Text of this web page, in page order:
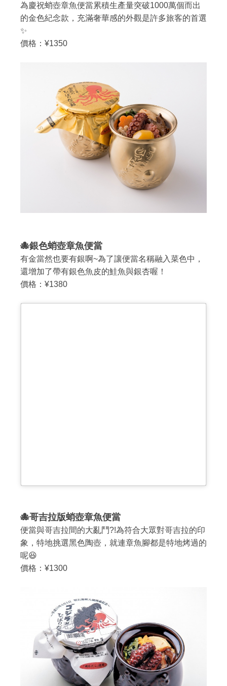
為慶祝蛸壺章魚便當累積生產量突破1000萬個而出
的金色紀念款，充滿奢華感的外觀是許多旅客的首選
✨
價格：¥1350
🐙銀色蛸壺章魚便當
有金當然也要有銀啊~為了讓便當名稱融入菜色中，
還增加了帶有銀色魚皮的鮭魚與銀杏喔！
價格：¥1380
🐙哥吉拉版蛸壺章魚便當
便當與哥吉拉間的大亂鬥?!為符合大眾對哥吉拉的印
象，特地挑選黑色陶壺，就連章魚腳都是特地烤過的
呢😆
價格：¥1300